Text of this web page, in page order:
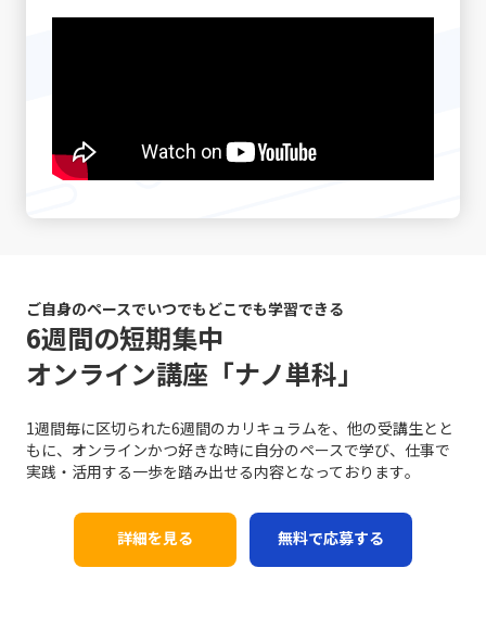
める手法を実践している方もいます。さらに、後日話の内
るために、日常的に論理的思考をトレーニングすることが
重要です。論理的に物事を整理し、因果関係を明確にする
多くのビジネスシーンで応用可能であり、適切に実践する
ことで、業務効率やチームの生産性の向上につながりま
す。経験に基づく実践例を参考に、各自の環境に合った方
法を柔軟に取り入れる姿勢が求められます。 まとめ 以上
は、単なる一方的な問題ではなく、双方の認識のズレや情
報伝達の不備、さらには思考の整理不足から来る複合的な
現象です。特に「仕事で話が噛み合わない人との対処法」
す。まず、会議や打ち合わせの場では、前提条件の確認や
具体的な言葉選び、相手の理解度を逐一確認する姿勢が求
められます。次に、必要に応じて一度話を持ち帰り、冷静
のバイアスにも気を付ける必要があります。各個人が持つ
固定概念や先入観は、意図しない誤解やコミュニケーショ
に正しいという前提に立たず、相手の立場や背景を十分に
も多い一方で、相手の感情に寄り添うことも必要不可欠で
す。論理だけでは伝え切れない部分や、感情を込めた発信
が不足していると、相手の共感を得ることが難しくなり、
結果的に意思疎通がうまくいかない可能性があります。こ
力」の現場においては、感情表現と論理的説明のバランス
を取るための訓練が不可欠です。 さらに、目的意識の欠如
にも注意が必要です。コミュニケーションは方法そのもの
手段です。目的が明確でないまま話を進めると、どれだけ
テクニックを駆使しても、受信者にとって重要なポイント
が伝わらず、業務上の成果に結び付かない場合がありま
ンの戦い方」を模索する際、伝統的な戦略だけではなく、
デジタル技術の活用や情報分析に基づく意思決定が求めら
れるようになりました。 例えば、デジタルマーケティング
や宣伝方法とは一線を画す新たな方法として取り入れられ
ています。このように、レッドオーシャンの戦い方におい
ては、伝統的な戦略と最新のテクノロジーを融合させるこ
とで、競争優位性を確保する必要があるのです。 競争にお
ける成功事例と失敗事例 現実のビジネスシーンにおいて、
たります。成功した企業は、明確な戦略と確固たる差別
化、そして徹底したコスト管理を実践しています。たとえ
ば、コカ・コーラは新市場としてチューハイ・サワー市場
基づく戦略展開により、短期間で一定の市場シェアを獲得
しました。また、トヨタ自動車は常に「カイゼン」を徹底
トについて詳述していきます。 先延ばし癖の注意点 先延
を生むことになります。また、タスクが山積みになること
により、精神的・肉体的なストレスが急増する点にも十分
リア上の成長機会や重要なチャンスが逃されることにつな
がります。そのため、先延ばし癖は単なる個人的な問題に
留まらず、社会人としての基礎力や信頼性を左右する重大
な問題と言えます。 ここで特に留意すべきは、先延ばしの
いるという点です。完璧主義者は、全ての条件が整うのを
待ってから行動するため、結果としてタスクが無期限に先
延ばしにされる傾向があります。一方、失敗を恐れる心理
果として問題が先送りされる原因となります。こうした心
理的要因への正しいアプローチなくしては、「後回し癖の
改善」は達成しにくいと言えるでしょう。 また、ADHDの
ご自身のペースでいつでもどこでも学習できる
6週間の短期集中
オンライン講座「ナノ単科」
1週間毎に区切られた6週間のカリキュラムを、他の受講生とと
もに、オンラインかつ好きな時に自分のペースで学び、仕事で
実践・活用する一歩を踏み出せる内容となっております｡
詳細を見る 無料で応募する